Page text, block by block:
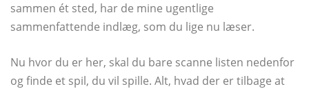
sammen ét sted, har de mine ugentlige
sammenfattende indlæg, som du lige nu læser.
Nu hvor du er her, skal du bare scanne listen nedenfor
og finde et spil, du vil spille. Alt, hvad der er tilbage at